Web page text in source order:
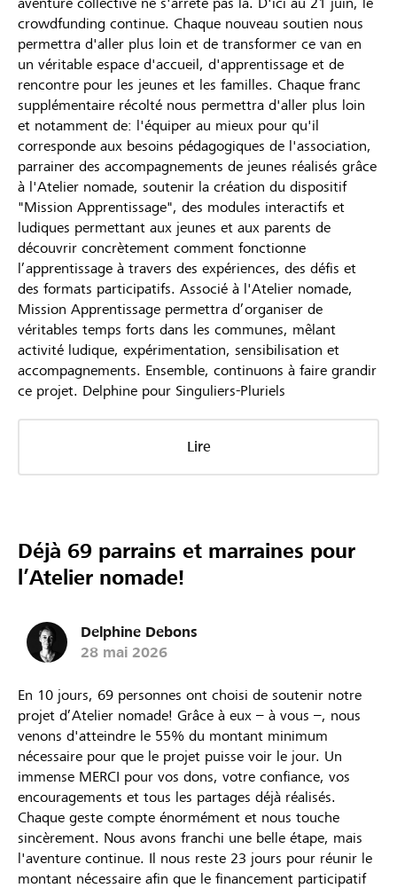
crowdfunding continue. Chaque nouveau soutien nous
permettra d'aller plus loin et de transformer ce van en
un véritable espace d'accueil, d'apprentissage et de
rencontre pour les jeunes et les familles. Chaque franc
supplémentaire récolté nous permettra d'aller plus loin
et notamment de: l'équiper au mieux pour qu'il
corresponde aux besoins pédagogiques de l'association,
parrainer des accompagnements de jeunes réalisés grâce
à l'Atelier nomade, soutenir la création du dispositif
"Mission Apprentissage", des modules interactifs et
ludiques permettant aux jeunes et aux parents de
découvrir concrètement comment fonctionne
l’apprentissage à travers des expériences, des défis et
des formats participatifs. Associé à l'Atelier nomade,
Mission Apprentissage permettra d’organiser de
véritables temps forts dans les communes, mêlant
activité ludique, expérimentation, sensibilisation et
accompagnements. Ensemble, continuons à faire grandir
ce projet. Delphine pour Singuliers-Pluriels
Lire
Déjà 69 parrains et marraines pour
l’Atelier nomade!
Delphine Debons
28 mai 2026
En 10 jours, 69 personnes ont choisi de soutenir notre
projet d’Atelier nomade! Grâce à eux – à vous –, nous
venons d'atteindre le 55% du montant minimum
nécessaire pour que le projet puisse voir le jour. Un
immense MERCI pour vos dons, votre confiance, vos
encouragements et tous les partages déjà réalisés.
Chaque geste compte énormément et nous touche
sincèrement. Nous avons franchi une belle étape, mais
l'aventure continue. Il nous reste 23 jours pour réunir le
montant nécessaire afin que le financement participatif